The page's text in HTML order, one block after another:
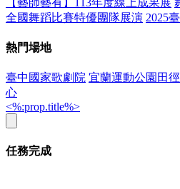
全國舞蹈比賽特優團隊展演 2025
熱門場地
臺中國家歌劇院 宜蘭運動公園田
心
<%:prop.title%>
任務完成